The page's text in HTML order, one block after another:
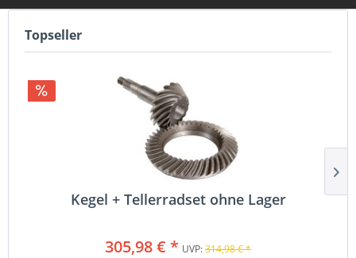
Topseller
Kegel + Tellerradset ohne Lager
305,98 € * UVP:314,98 € *